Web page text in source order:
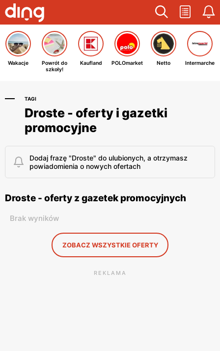
Wakacje
Powrót do
szkoły!
Kaufland POLOmarket Netto Intermarche
TAGI
Droste - oferty i gazetki
promocyjne
Dodaj frazę "Droste" do ulubionych, a otrzymasz
powiadomienia o nowych ofertach
Droste - oferty z gazetek promocyjnych
Brak wyników
ZOBACZ WSZYSTKIE OFERTY
REKLAMA